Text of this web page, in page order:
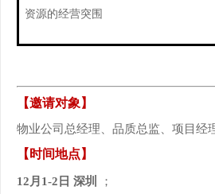
资源的经营突围
【邀请对象】
物业公司总经理、品质总监、项目经
【时间地点】
12 月 1-2 日 深圳 ；